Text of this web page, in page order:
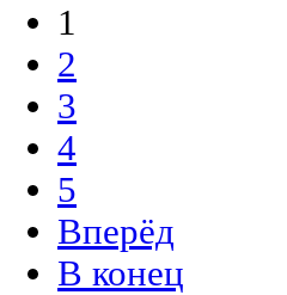
1
2
3
4
5
Вперёд
В конец